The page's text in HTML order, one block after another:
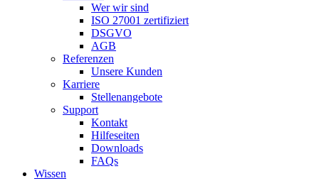
Wer wir sind
ISO 27001 zertifiziert
DSGVO
AGB
Referenzen
Unsere Kunden
Karriere
Stellenangebote
Support
Kontakt
Hilfeseiten
Downloads
FAQs
Wissen